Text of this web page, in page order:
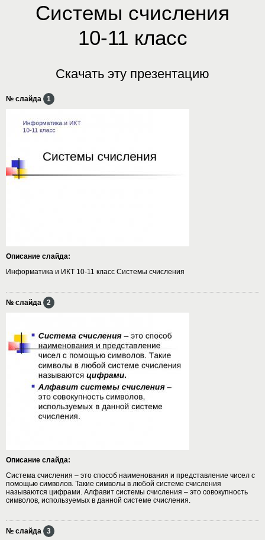
Системы счисления
10-11 класс
Скачать эту презентацию
№ слайда 1
Описание слайда:
Информатика и ИКТ 10-11 класс Системы счисления
№ слайда 2
Описание слайда:
Система счисления – это способ наименования и представление чисел с
помощью символов. Такие символы в любой системе счисления
называются цифрами. Алфавит системы счисления – это совокупность
символов, используемых в данной системе счисления.
№ слайда 3